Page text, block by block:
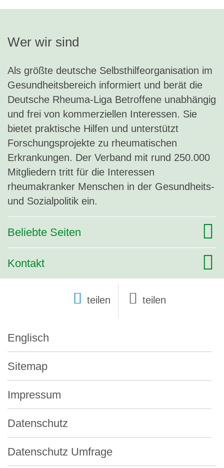
Wer wir sind
Als größte deutsche Selbsthilfeorganisation im
Gesundheitsbereich informiert und berät die
Deutsche Rheuma-Liga Betroffene unabhängig
und frei von kommerziellen Interessen. Sie
bietet praktische Hilfen und unterstützt
Forschungsprojekte zu rheumatischen
Erkrankungen. Der Verband mit rund 250.000
Mitgliedern tritt für die Interessen
rheumakranker Menschen in der Gesundheits-
und Sozialpolitik ein.
Beliebte Seiten
Kontakt
teilen
Englisch
Sitemap
Impressum
Datenschutz
Datenschutz Umfrage